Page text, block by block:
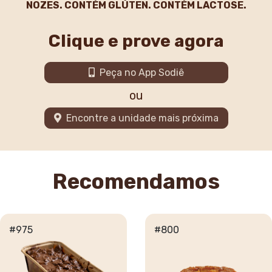
NOZES. CONTÉM GLÚTEN. CONTÉM LACTOSE.
Clique e prove agora
Peça no App Sodiê
ou
Encontre a unidade mais próxima
Recomendamos
#975 #800